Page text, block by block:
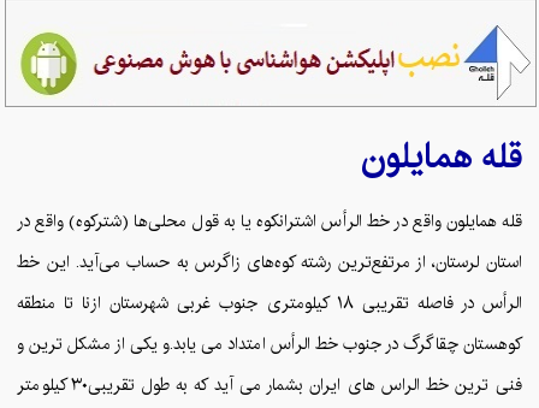
قلههمایلون
قله همایلون واقع در خط الرأس اشترانکوه یا به قول محلی‌ها (شترکوه) واقع در
استان لرستان، از مرتفع‌ترین رشته کوه‌های زاگرس به حساب می‌آید. این خط
الرأس در فاصله تقریبی ۱۸ کیلومتری جنوب غربی شهرستان ازنا تا منطقه
کوهستان چقاگرگ در جنوب خط الرأس امتداد می یابد.و یکی از مشکل ترین و
فنی ترین خط الراس های ایران بشمار می آید که به طول تقریبی۳۰ کیلومتر